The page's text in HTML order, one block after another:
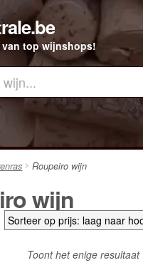
top wijnshops!
Home
Alle Wijnen
Rode wijn
Witte wijn
Rosé wijn
Roupeiro wijn
wijn
Toont het enige resultaat